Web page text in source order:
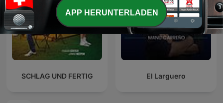
SCHLAG UND FERTIG El Larguero
APP HERUNTERLADEN